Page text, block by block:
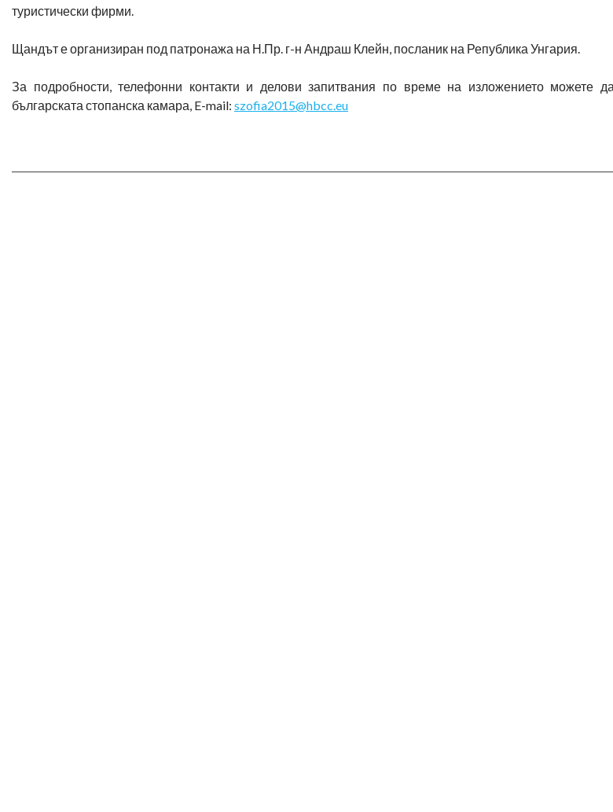
туристически фирми.
Щандът е организиран под патронажа на Н.Пр. г-н Андраш Клейн, посланик на Република Унгария.
За подробности, телефонни контакти и делови запитвания по време на изложението можете
българската стопанска камара, E-mail: szofia2015@hbcc.eu